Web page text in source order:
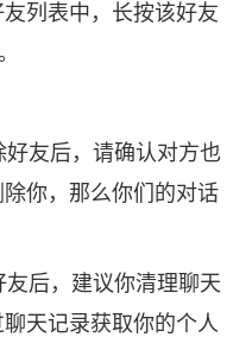
列表中，长按该好友
友后，请确认对方也
你，那么你们的对话
后，建议你清理聊天
天记录获取你的个人